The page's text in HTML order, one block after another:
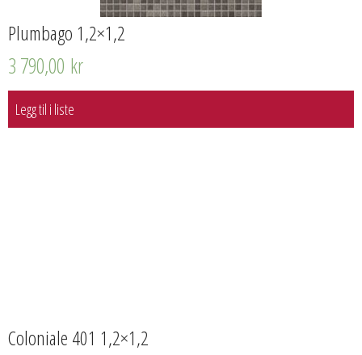
Plumbago 1,2×1,2
3 790,00 kr
Legg til i liste
Coloniale 401 1,2×1,2